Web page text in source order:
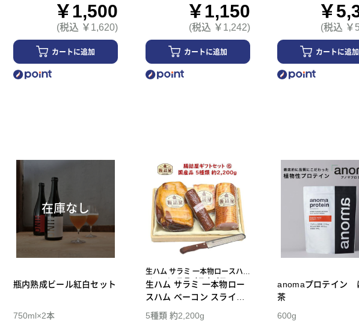
￥1,500
(税込 ￥1,620)
カートに追加
￥1,150
(税込 ￥1,242)
カートに追加
￥
(税込 ￥
カートに追加
在庫なし
瓶内熟成ビール紅白セット
750ml×2本
生ハム サラミ 一本物ロースハム
ベーコン スライスナイフ
生ハム サラミ 一本物ロー
スハム ベーコン スライス
ナイフ 腸詰屋 ギフトセッ
ト 15
5種類 約2,200g
anomaプロテイン
茶
600g